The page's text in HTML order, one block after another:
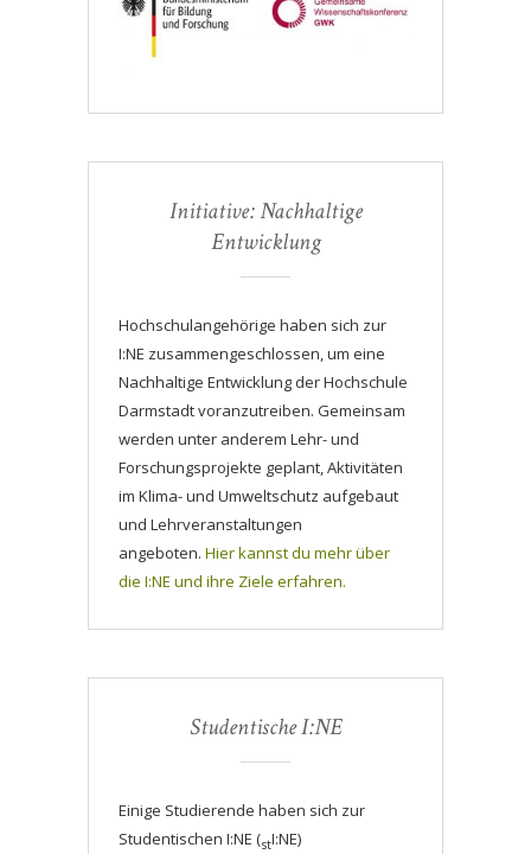
Initiative: Nachhaltige
Entwicklung
Hochschulangehörige haben sich zur
I:NE zusammengeschlossen, um eine
Nachhaltige Entwicklung der Hochschule
Darmstadt voranzutreiben. Gemeinsam
werden unter anderem Lehr- und
Forschungsprojekte geplant, Aktivitäten
im Klima- und Umweltschutz aufgebaut
und Lehrveranstaltungen
angeboten. Hier kannst du mehr über
die I:NE und ihre Ziele erfahren.
Studentische I:NE
Einige Studierende haben sich zur
Studentischen I:NE (stI:NE)